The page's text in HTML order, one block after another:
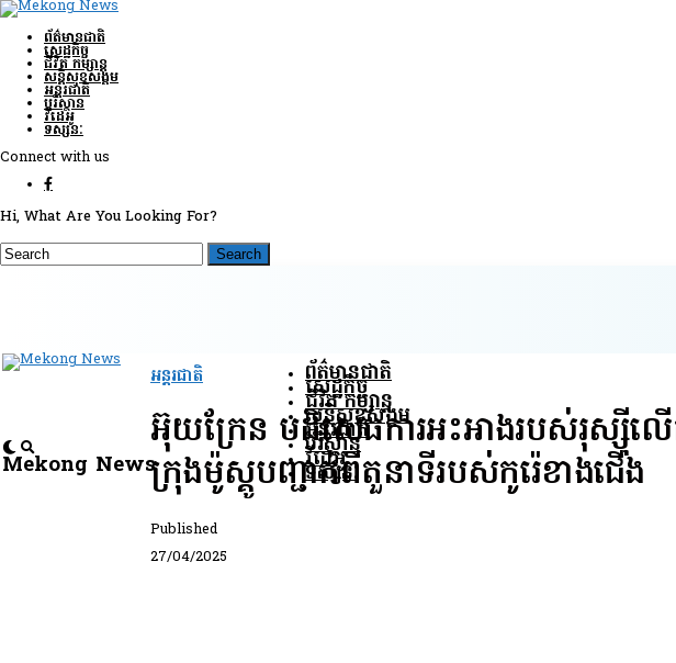
ព័ត៌មានជាតិ
សេដ្ឋកិច្ច
ជីវិត កម្សាន្ត
សន្តិសុខ​សង្គម
អន្តរជាតិ
បរិស្ថាន
វីដេអូ
ទស្សនៈ
Connect with us
Hi, What Are You Looking For?
Mekong News
ព័ត៌មានជាតិ
សេដ្ឋកិច្ច
ជីវិត កម្សាន្ត
សន្តិសុខ​សង្គម
អន្តរជាតិ
បរិស្ថាន
វីដេអូ
ទស្សនៈ
អន្តរជាតិ
អ៊ុយក្រែន បដិសេធ​ការ​អះអាង​របស់​រុស្ស៊ី​
ក្រុង​ម៉ូស្គូ​បញ្ជាក់​ពី​តួនាទី​របស់​កូរ៉េ​ខាង​ជើង
Published
27/04/2025